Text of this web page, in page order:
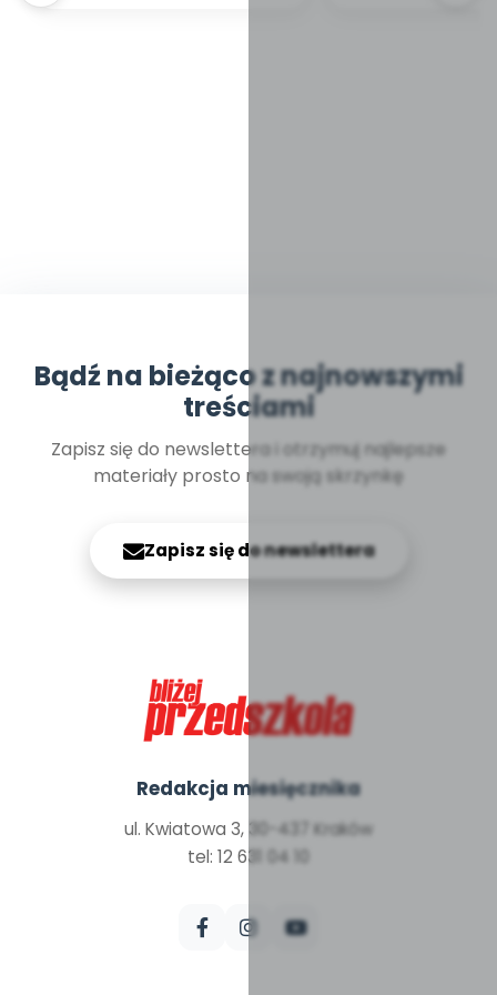
Bądź na bieżąco z najnowszymi
treściami
Zapisz się do newslettera i otrzymuj najlepsze
materiały prosto na swoją skrzynkę
Zapisz się do newslettera
Redakcja miesięcznika
ul. Kwiatowa 3, 30-437 Kraków
tel: 12 631 04 10